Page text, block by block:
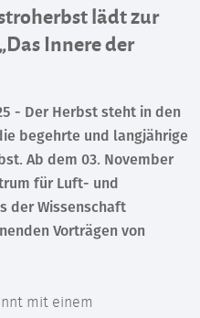
lädt zur
Innere der
- Der Herbst steht in den
begehrte und langjährige
Ab dem 03. November
für Luft- und
der Wissenschaft
Vorträgen von
mit einem